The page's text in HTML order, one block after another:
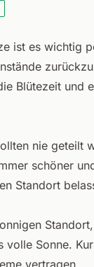
ist es wichtig
Blütezeit und
nie geteilt
schöner
Standort
volle Sonne.
vertragen.